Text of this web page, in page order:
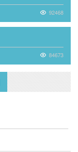
92468
84673